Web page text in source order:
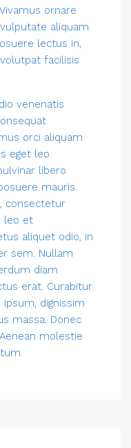
ornare
aliquam.
lectus in,
facilisis
venenatis
orci aliquam
eget leo
libero
mauris.
consectetur
leo et
aliquet odio, in
sem. Nullam
diam
erat. Curabitur
dignissim
massa. Donec
molestie